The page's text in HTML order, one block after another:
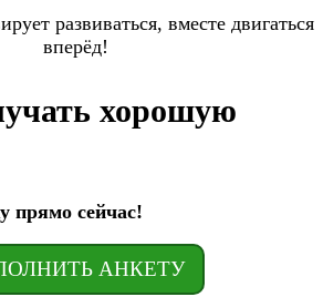
развиваться, вместе двигаться
вперёд!
хорошую
прямо сейчас!
АНКЕТУ